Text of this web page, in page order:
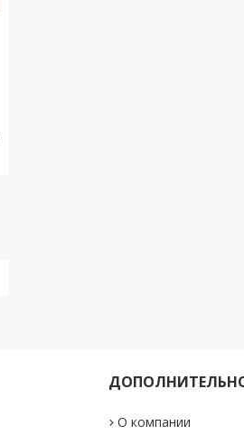
О компании